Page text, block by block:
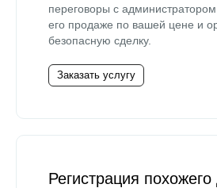
переговоры с
его продаже по вашей цене и
безопасную сделку.
Заказать услугу
Регистрация